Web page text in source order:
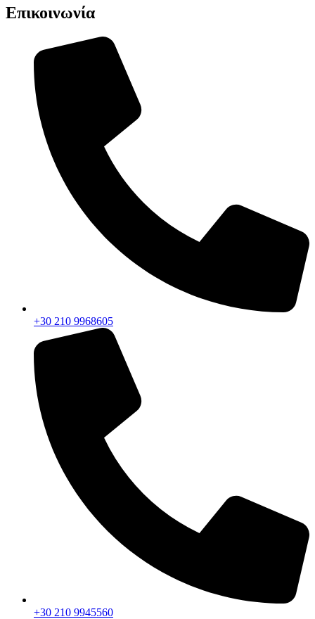
Επικοινωνία
+30 210 9968605
+30 210 9945560